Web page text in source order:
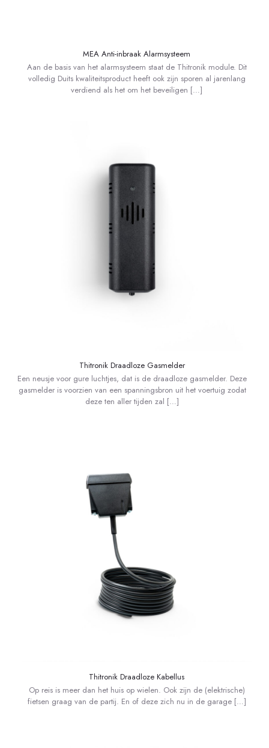
MEA Anti-inbraak Alarmsysteem
Aan de basis van het alarmsysteem staat de Thitronik module. Dit
volledig Duits kwaliteitsproduct heeft ook zijn sporen al jarenlang
verdiend als het om het beveiligen […]
Thitronik Draadloze Gasmelder
Een neusje voor gure luchtjes, dat is de draadloze gasmelder. Deze
gasmelder is voorzien van een spanningsbron uit het voertuig zodat
deze ten aller tijden zal […]
Thitronik Draadloze Kabellus
Op reis is meer dan het huis op wielen. Ook zijn de (elektrische)
fietsen graag van de partij. En of deze zich nu in de garage[…]